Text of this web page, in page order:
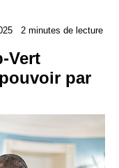
2 minutes de lecture
Vert
par